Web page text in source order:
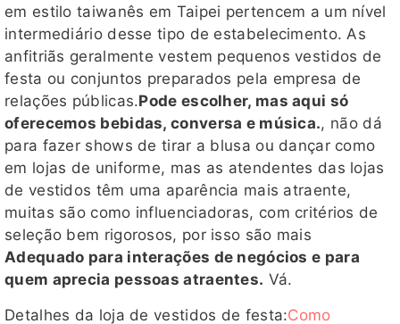
em estilo taiwanês em Taipei pertencem a um nível
intermediário desse tipo de estabelecimento. As
anfitriãs geralmente vestem pequenos vestidos de
festa ou conjuntos preparados pela empresa de
relações públicas.Pode escolher, mas aqui só
oferecemos bebidas, conversa e música., não dá
para fazer shows de tirar a blusa ou dançar como
em lojas de uniforme, mas as atendentes das lojas
de vestidos têm uma aparência mais atraente,
muitas são como influenciadoras, com critérios de
seleção bem rigorosos, por isso são mais
Adequado para interações de negócios e para
quem aprecia pessoas atraentes. Vá.
Detalhes da loja de vestidos de festa:Como